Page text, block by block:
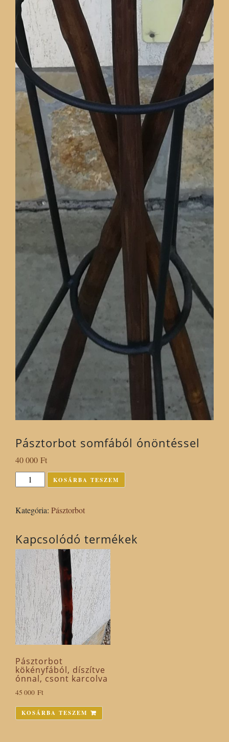
Pásztorbot somfából ónöntéssel
40 000 Ft
Pásztorbot
somfából
mennyiség
KOSÁRBA TESZEM
Kategória: Pásztorbot
Kapcsolódó termékek
Pásztorbot
kökényfából, díszítve
ónnal, csont karcolva
45 000 Ft
KOSÁRBA TESZEM